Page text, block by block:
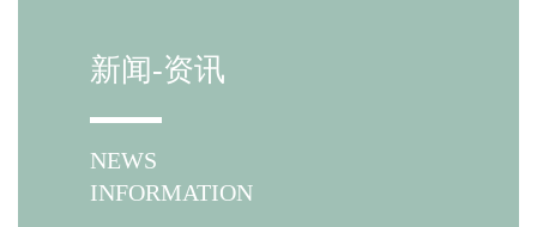
新闻-资讯
NEWS
INFORMATION